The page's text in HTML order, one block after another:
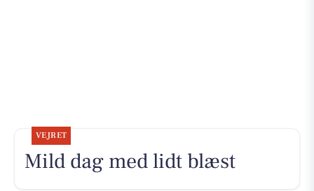
VEJRET
Mild dag med lidt blæst